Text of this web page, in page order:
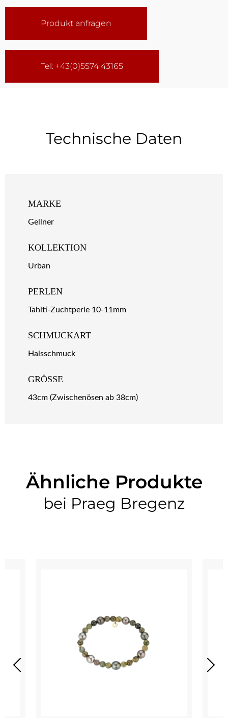
Produkt anfragen
Tel: +43(0)5574 43165
Technische Daten
MARKE
Gellner
KOLLEKTION
Urban
PERLEN
Tahiti-Zuchtperle 10-11mm
SCHMUCKART
Halsschmuck
GRÖSSE
43cm (Zwischenösen ab 38cm)
Ähnliche Produkte
bei Praeg Bregenz